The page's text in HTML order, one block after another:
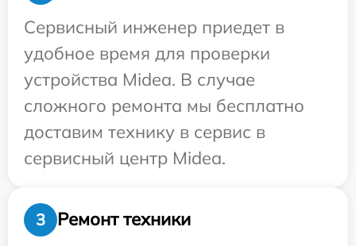
Сервисный инженер приедет в
удобное время для проверки
устройства Midea. В случае
сложного ремонта мы бесплатно
доставим технику в сервис в
сервисный центр Midea.
3 Ремонт техники